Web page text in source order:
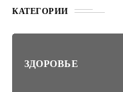
КАТЕГОРИИ
ЗДОРОВЬЕ